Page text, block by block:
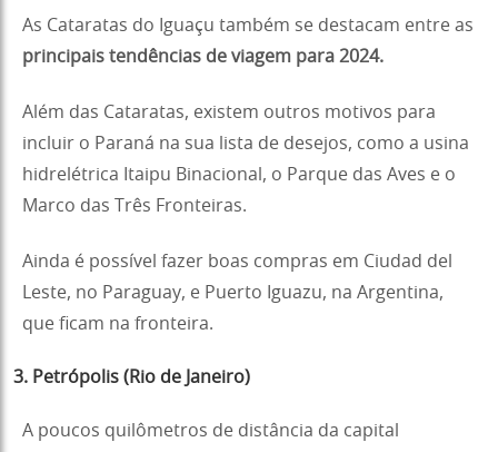
As Cataratas do Iguaçu também se destacam entre as
principais tendências de viagem para 2024.
Além das Cataratas, existem outros motivos para
incluir o Paraná na sua lista de desejos, como a usina
hidrelétrica Itaipu Binacional, o Parque das Aves e o
Marco das Três Fronteiras.
Ainda é possível fazer boas compras em Ciudad del
Leste, no Paraguay, e Puerto Iguazu, na Argentina,
que ficam na fronteira.
3. Petrópolis (Rio de Janeiro)
A poucos quilômetros de distância da capital